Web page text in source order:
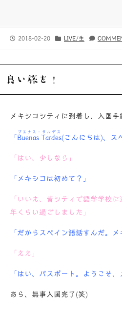
公
2018-02-20
カ
リ
LIVE/生
良い旅を！
メキシコシティに到着し、入国手
「 Buenas Tardes
ブエナス・タルデス
( こんにちは)、ス
「はい、少しなら」
「メキシコは初めて？」
「いいえ、昔シティで語学学校
年くらい過ごしました」
「だからスペイン語話すんだ。メ
「ええ」
「はい、パスポート。ようこそ
あら、無事入国完了(笑)